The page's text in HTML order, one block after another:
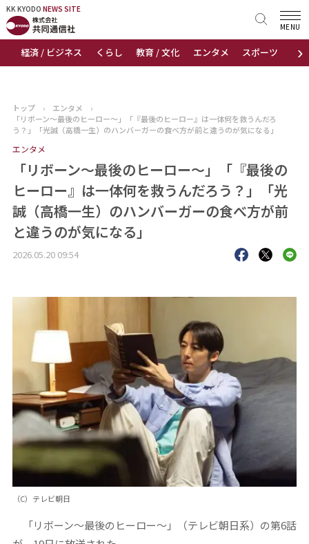
KK KYODO NEWS SITE
›
経済 / ビジネス くらし 教育 / 文化 エンタメ スポーツ 地域
MENU
KK KYODONEWS SITE
トップページ
ニュース
おすすめコンテンツ
出版物
会社概要
トップ › エンタメ
›
「リボーン～最後のヒーロー～」「『最後のヒーロー』は一体何を救うんだろ
う？」「光誠（高橋一生）のハンバーガーの食べ方が前と違うのが気になる」
エンタメ
「リボーン～最後のヒーロー～」「『最後の
ヒーロー』は一体何を救うんだろう？」「光
誠（高橋一生）のハンバーガーの食べ方が前
と違うのが気になる」
2026.05.20 09:54
（C）テレビ朝日
「リボーン～最後のヒーロー～」（テレビ朝日系）の第6話